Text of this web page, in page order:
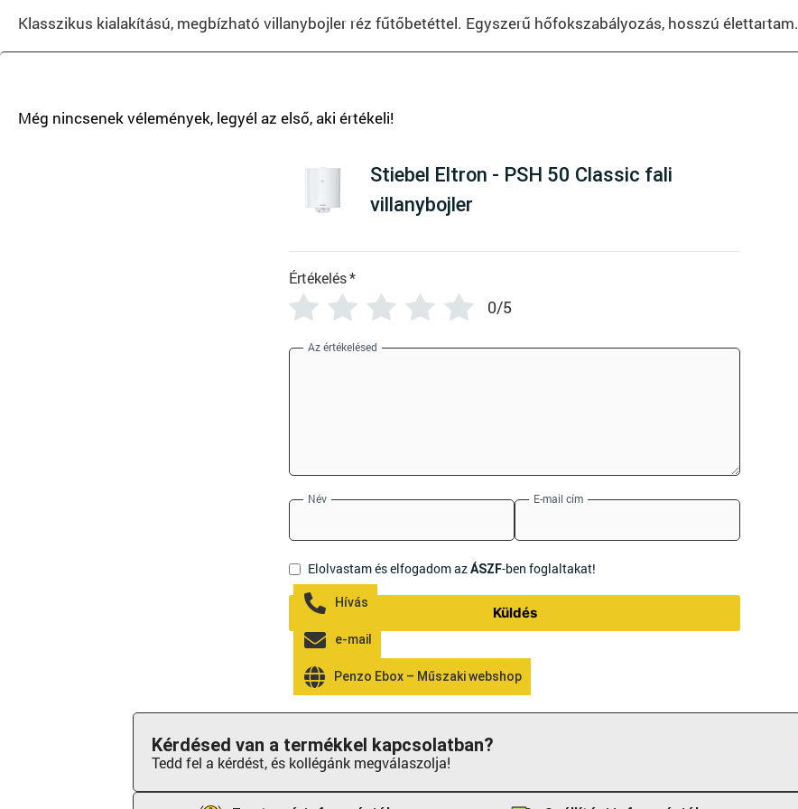
Klasszikus kialakítású, megbízható villanybojler réz fűtőbetéttel. Egyszerű hőfokszabályozás, hosszú élettartam.
Stiebel Eltron - PSH 50 Classic fali
villanybojler
Értékelés*
0/5
Az értékelésed
Név E-mail cím
Elolvastam és elfogadom azÁSZF-ben foglaltakat!
Küldés
Kérdésed van a termékkel kapcsolatban?
Tedd fel a kérdést, és kollégánk megválaszolja!
Hívás
e-mail
Penzo Ebox – Műszaki webshop